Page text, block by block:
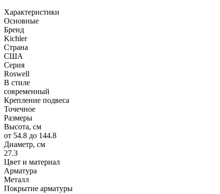
Характеристики
Основные
Бренд
Kichler
Страна
США
Серия
Roswell
В стиле
современный
Крепление подвеса
Точечное
Размеры
Высота, см
от 54.8 до 144.8
Диаметр, см
27.3
Цвет и материал
Арматура
Металл
Покрытие арматуры